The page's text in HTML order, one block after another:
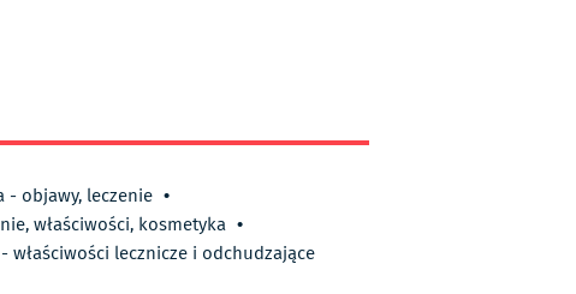
- objawy, leczenie •
właściwości, kosmetyka •
właściwości lecznicze i odchudzające